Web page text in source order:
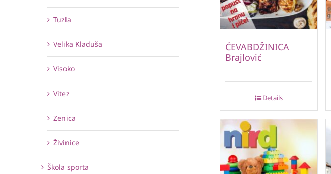
ĆEVABDŽINICA
Brajlović
Details
Tuzla
Velika Kladuša
Visoko
Vitez
Zenica
Živinice
Škola sporta